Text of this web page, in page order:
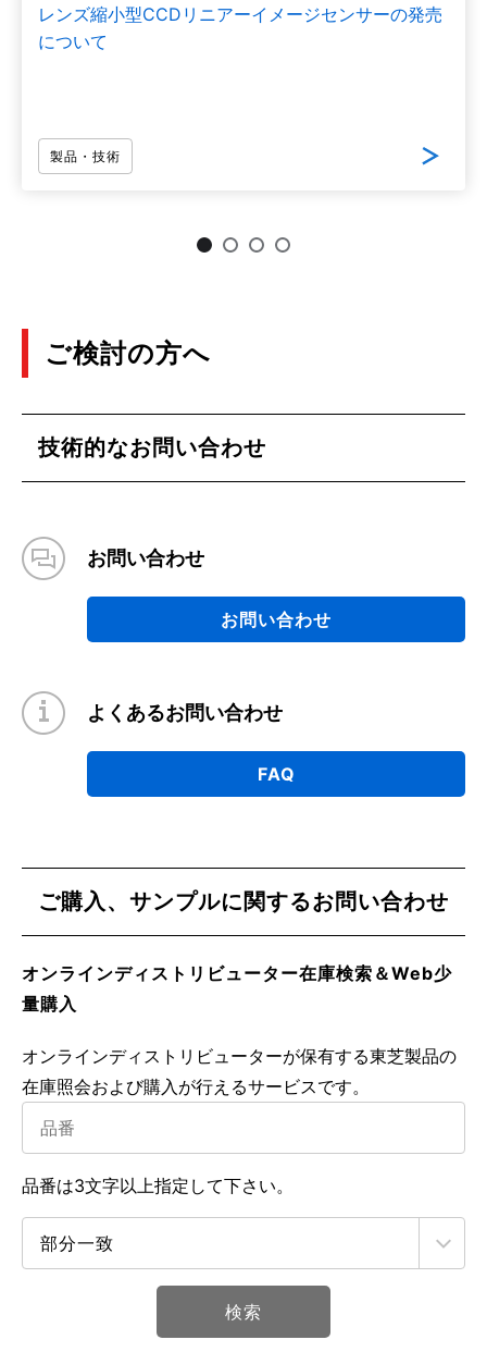
レンズ縮小型CCDリニアーイメージセンサーの発売
について
製品・技術
ご検討の方へ
技術的なお問い合わせ
お問い合わせ
お問い合わせ
よくあるお問い合わせ
FAQ
ご購入、サンプルに関するお問い合わせ
オンラインディストリビューター在庫検索＆Web少
量購入
オンラインディストリビューターが保有する東芝製品の
在庫照会および購入が行えるサービスです。
検索
品番は3文字以上指定して下さい。